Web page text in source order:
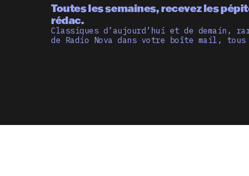
Toutes les semaines, recevez les
rédac.
Classiques d’aujourd’hui et de demain,
de Radio Nova dans votre boîte mail,